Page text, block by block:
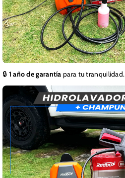
🔒 1 año de garantía para tu tranquilidad.